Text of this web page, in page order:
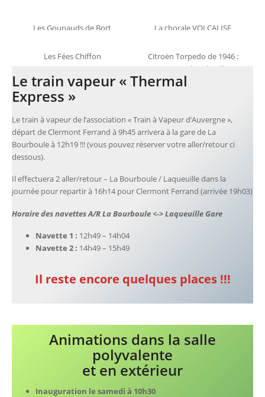
Les Gounauds de Bort La chorale VOLCALISE
Les Fées Chiffon
Citroën Torpedo de 1946 :
navette dans la ville
Le train vapeur « Thermal
Express »
Le train à vapeur de l’association « Train à Vapeur d’Auvergne »,
départ de Clermont Ferrand à 9h45 arrivera à la gare de La
Bourboule à 12h19 !!! (vous pouvez réserver votre aller/retour ci
dessous).
Il effectuera 2 aller/retour – La Bourboule / Laqueuille dans la
journée pour repartir à 16h14 pour Clermont Ferrand (arrivée 19h03)
Horaire des navettes A/R La Bourboule <-> Laqueuille Gare
Navette 1 : 12h49 – 14h04
Navette 2 : 14h49 – 15h49
Il reste encore quelques places !!!
Animations dans la salle
polyvalente
et en extérieur
Inauguration le samedi à 10h30